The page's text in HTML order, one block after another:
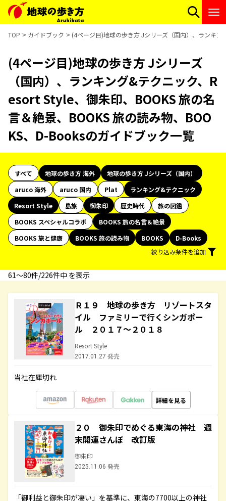
TOP ガイドブック (4ページ目)地球の歩き方 Jシリーズ（国内）、ランキ
(4ページ目)地球の歩き方 Jシリーズ
（国内）、ランキング&テクニック、R
esort Style、御朱印、BOOKS 旅の名
言＆絶景、BOOKS 旅の読み物、BOO
KS、D-Booksのガイドブック一覧
すべて 地球の歩き方 海外
地球の歩き方 Jシリーズ（国内）
aruco 海外
aruco 国内 Plat
ランキング&テクニック
Resort Style
島旅 御朱印 歴史時代
旅の図鑑
BOOKS スペシャルコラボ
BOOKS 旅の名言＆絶景
BOOKS 旅と健康
BOOKS 旅の読み物 BOOKS
D-Books
絞り込み条件を追加
61〜80件/226件中 を表示
Ｒ１９ 地球の歩き方 リゾートスタ
イル ファミリーで行くシンガポー
ル ２０１７～２０１８
Resort Style
2017.01.27 発売
当社在庫切れ
詳細を見る
２０ 御朱印でめぐる東海の神社 週
末開運さんぽ 改訂版
御朱印
2025.11.06 発売
「御利益と御朱印が凄い」を基準に、東海の7700以上の神社